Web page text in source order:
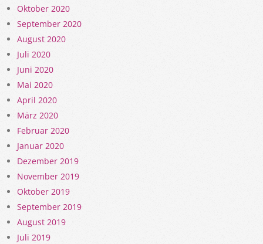
Oktober 2020
September 2020
August 2020
Juli 2020
Juni 2020
Mai 2020
April 2020
März 2020
Februar 2020
Januar 2020
Dezember 2019
November 2019
Oktober 2019
September 2019
August 2019
Juli 2019